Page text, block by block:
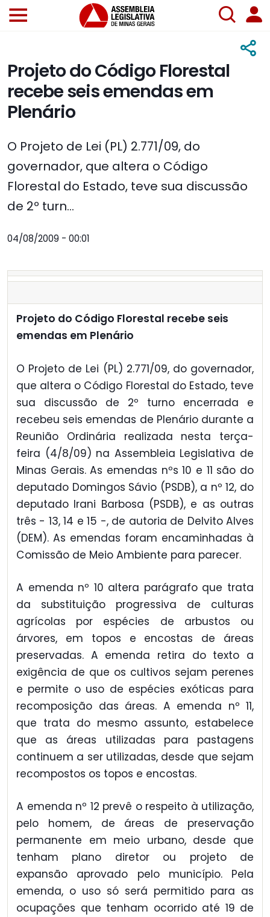
Projeto do Código Florestal
recebe seis emendas em
Plenário
O Projeto de Lei (PL) 2.771/09, do
governador, que altera o Código
Florestal do Estado, teve sua discussão
de 2º turn...
04/08/2009 - 00:01
Projeto do Código Florestal recebe seis
emendas em Plenário
O Projeto de Lei (PL) 2.771/09, do governador,
que altera o Código Florestal do Estado, teve
sua discussão de 2º turno encerrada e
recebeu seis emendas de Plenário durante a
Reunião Ordinária realizada nesta terça-
feira (4/8/09) na Assembleia Legislativa de
Minas Gerais. As emendas nºs 10 e 11 são do
deputado Domingos Sávio (PSDB), a nº 12, do
deputado Irani Barbosa (PSDB), e as outras
três - 13, 14 e 15 -, de autoria de Delvito Alves
(DEM). As emendas foram encaminhadas à
Comissão de Meio Ambiente para parecer.
A emenda nº 10 altera parágrafo que trata
da substituição progressiva de culturas
agrícolas por espécies de arbustos ou
árvores, em topos e encostas de áreas
preservadas. A emenda retira do texto a
exigência de que os cultivos sejam perenes
e permite o uso de espécies exóticas para
recomposição das áreas. A emenda nº 11,
que trata do mesmo assunto, estabelece
que as áreas utilizadas para pastagens
continuem a ser utilizadas, desde que sejam
recompostos os topos e encostas.
A emenda nº 12 prevê o respeito à utilização,
pelo homem, de áreas de preservação
permanente em meio urbano, desde que
tenham plano diretor ou projeto de
expansão aprovado pelo município. Pela
emenda, o uso só será permitido para as
ocupações que tenham ocorrido até 19 de